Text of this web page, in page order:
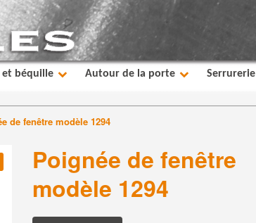
et béquille Autour de la porte Serrurerie
de fenêtre modèle 1294
Poignée de fenêtre
modèle 1294